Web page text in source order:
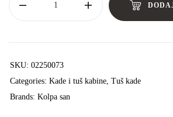
SKU: 02250073
Categories: Kade i tuš kabine, Tuš kade
Brands: Kolpa san